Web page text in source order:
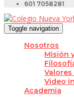
601 7058281
Toggle navigation
Nosotros
Misión
Video
Academia